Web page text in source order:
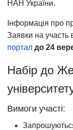
НАН України.
Інформація про
Заявки на участь
портал до 24
Набір до
Вимоги участі: